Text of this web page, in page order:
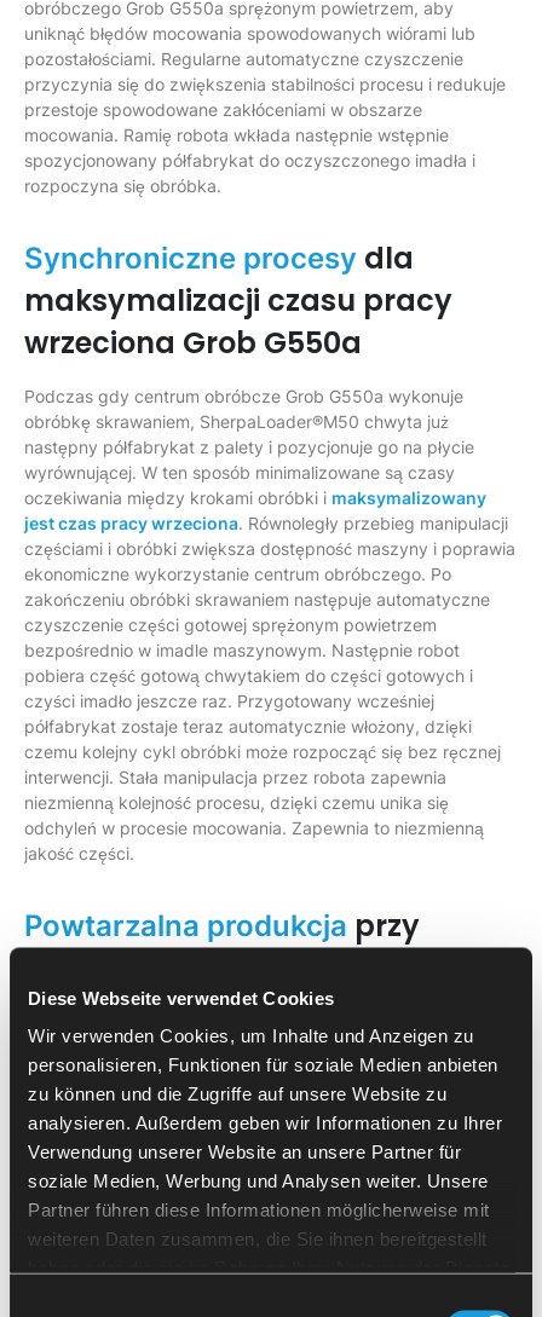
Diese Webseite verwendet Cookies
Wir verwenden Cookies, um Inhalte und Anzeigen zu
personalisieren, Funktionen für soziale Medien anbieten
zu können und die Zugriffe auf unsere Website zu
analysieren. Außerdem geben wir Informationen zu Ihrer
Verwendung unserer Website an unsere Partner für
soziale Medien, Werbung und Analysen weiter. Unsere
Partner führen diese Informationen möglicherweise mit
weiteren Daten zusammen, die Sie ihnen bereitgestellt
haben oder die sie im Rahmen Ihrer Nutzung der Dienste
obróbczego Grob G550a sprężonym powietrzem, aby
uniknąć błędów mocowania spowodowanych wiórami lub
pozostałościami. Regularne automatyczne czyszczenie
przyczynia się do zwiększenia stabilności procesu i redukuje
przestoje spowodowane zakłóceniami w obszarze
mocowania. Ramię robota wkłada następnie wstępnie
spozycjonowany półfabrykat do oczyszczonego imadła i
rozpoczyna się obróbka.
Synchroniczne procesy dla
maksymalizacji czasu pracy
wrzeciona Grob G550a
Podczas gdy centrum obróbcze Grob G550a wykonuje
obróbkę skrawaniem, SherpaLoader®M50 chwyta już
następny półfabrykat z palety i pozycjonuje go na płycie
wyrównującej. W ten sposób minimalizowane są czasy
oczekiwania między krokami obróbki i maksymalizowany
jest czas pracy wrzeciona. Równoległy przebieg manipulacji
częściami i obróbki zwiększa dostępność maszyny i poprawia
ekonomiczne wykorzystanie centrum obróbczego. Po
zakończeniu obróbki skrawaniem następuje automatyczne
czyszczenie części gotowej sprężonym powietrzem
bezpośrednio w imadle maszynowym. Następnie robot
pobiera część gotową chwytakiem do części gotowych i
czyści imadło jeszcze raz. Przygotowany wcześniej
półfabrykat zostaje teraz automatycznie włożony, dzięki
czemu kolejny cykl obróbki może rozpocząć się bez ręcznej
interwencji. Stała manipulacja przez robota zapewnia
niezmienną kolejność procesu, dzięki czemu unika się
odchyleń w procesie mocowania. Zapewnia to niezmienną
jakość części.
Powtarzalna produkcja przy
interwencjach
Połączenie rozpoznawania opartego na kamerze, regulowanej
manipulacji i automatycznego czyszczenia umożliwia
niezmienną jakość części przy
jednoczesnym odciążeniu
personelu obsługującego
interwencji minimalizowane jest ryzyko błędów obsługi,
zwiększane jest bezpieczeństwo procesu i osiągana jest
ciągła dostępność maszyny. SherpaLoader®M50 realizuje
tym samym stabilny i wydajny przebieg produkcji na Grob